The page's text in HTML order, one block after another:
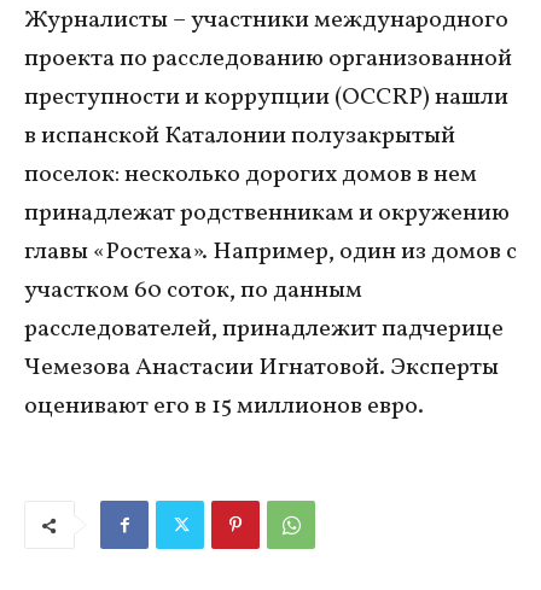
Журналисты – участники международного
проекта по расследованию организованной
преступности и коррупции (OCCRP) нашли
в испанской Каталонии полузакрытый
поселок: несколько дорогих домов в нем
принадлежат родственникам и окружению
главы «Ростеха». Например, один из домов с
участком 60 соток, по данным
расследователей, принадлежит падчерице
Чемезова Анастасии Игнатовой. Эксперты
оценивают его в 15 миллионов евро.